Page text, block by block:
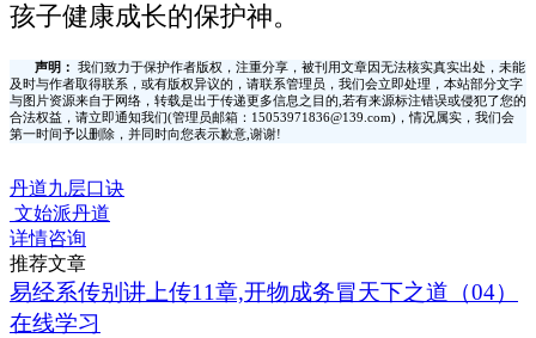
孩子健康成长的保护神。
声明：
我们致力于保护作者版权，注重分享，被刊用文章因无法核实真实出处，未能
及时与作者取得联系，或有版权异议的，请联系管理员，我们会立即处理，本站部分文字
与图片资源来自于网络，转载是出于传递更多信息之目的,若有来源标注错误或侵犯了您的
合法权益，请立即通知我们(管理员邮箱：15053971836@139.com)，情况属实，我们会
第一时间予以删除，并同时向您表示歉意,谢谢!
丹道九层口诀
文始派丹道
详情咨询
推荐文章
易经系传别讲上传11章,开物成务冒天下之道（04）
在线学习